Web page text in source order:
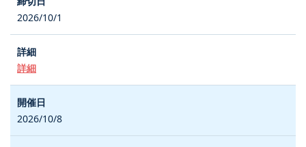
2026/10/1
詳細
2026/10/8